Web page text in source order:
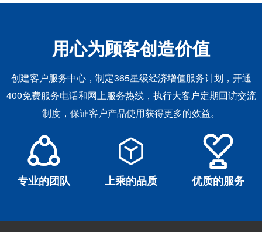
用心为顾客创造价值
创建客户服务中心，制定365星级经济增值服务计划，开通
400免费服务电话和网上服务热线，执行大客户定期回访交流
制度，保证客户产品使用获得更多的效益。
专业的团队 上乘的品质 优质的服务